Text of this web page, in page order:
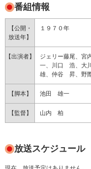
番組情報
【公開・
放送年】
１９７０年
【出演者】
ジェリー藤尾、
一、川口 浩、
雄、仲谷 昇、野
【脚本】 池田 雄一
【監督】 山内 柏
放送スケジュール